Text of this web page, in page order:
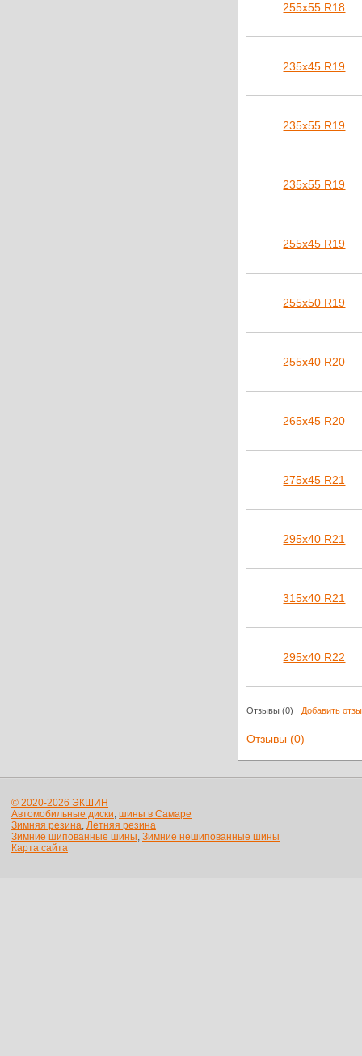
255х55 R18
235х45 R19
235х55 R19
235х55 R19
255х45 R19
255х50 R19
255х40 R20
265х45 R20
275х45 R21
295х40 R21
315х40 R21
295х40 R22
Отзывы (0) Добавить
Отзывы (0)
© 2020-2026 ЭКШИН
Автомобильные диски, шины в Самаре
Зимняя резина, Летняя резина
Зимние шипованные шины, Зимние нешипованные шины
Карта сайта